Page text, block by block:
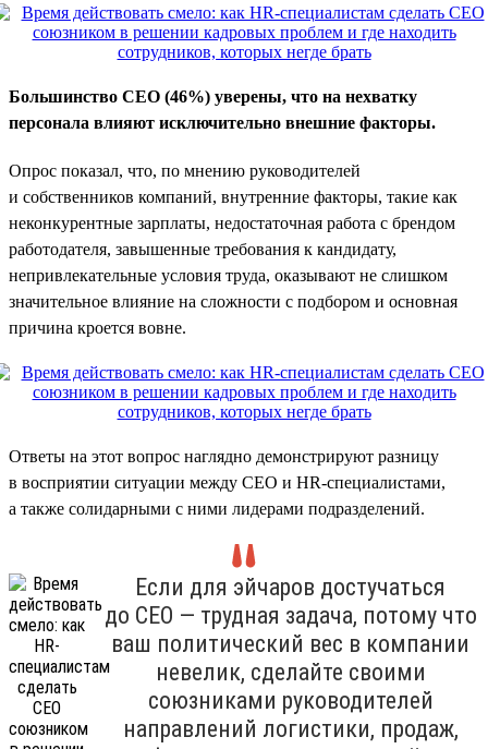
Большинство CEO (46%) уверены, что на нехватку
персонала влияют исключительно внешние факторы.
Опрос показал, что, по мнению руководителей
и собственников компаний, внутренние факторы, такие как
неконкурентные зарплаты, недостаточная работа с брендом
работодателя, завышенные требования к кандидату,
непривлекательные условия труда, оказывают не слишком
значительное влияние на сложности с подбором и основная
причина кроется вовне.
Ответы на этот вопрос наглядно демонстрируют разницу
в восприятии ситуации между CEO и HR-специалистами,
а также солидарными с ними лидерами подразделений.
Если для эйчаров достучаться
до CEO — трудная задача, потому что
ваш политический вес в компании
невелик, сделайте своими
союзниками руководителей
направлений логистики, продаж,